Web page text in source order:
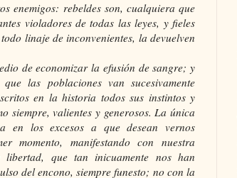
enemigos: rebeldes son, cualquiera que
violadores de todas las leyes, y fieles
linaje de inconvenientes, la devuelven
de economizar la efusión de sangre; y
las poblaciones van sucesivamente
en la historia todos sus instintos y
siempre, valientes y generosos. La única
en los excesos a que desean vernos
momento, manifestando con nuestra
que tan inicuamente nos han
del encono, siempre funesto; no con la